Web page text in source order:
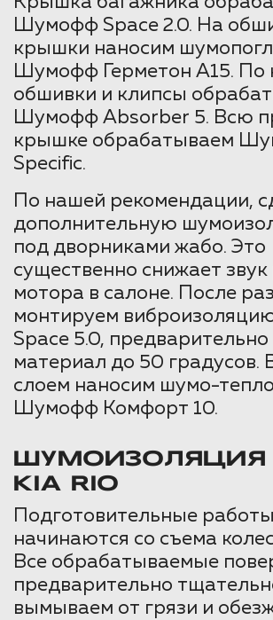
Шумофф Space 2.0. На
крышки наносим
Шумофф Герметон A15. По
обшивки и клипсы
Шумофф Absorber 5. Всю
крышке обрабатываем
Specific.
По нашей рекомендации,
дополнительную
под дворниками жабо. Это
существенно снижает
мотора в салоне. После
монтируем
Space 5.0, предварительно
материал до 50 градусов.
слоем наносим шумо-
Шумофф Комфорт 10.
ШУМОИЗОЛЯЦИЯ
KIA RIO
Подготовительные работы
начинаются со съема
Все обрабатываемые
предварительно
вымываем от грязи и